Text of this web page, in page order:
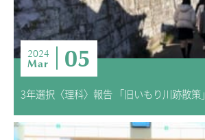
2024
Mar 05
3年選択〈理科〉報告 「旧いもり川跡散策」